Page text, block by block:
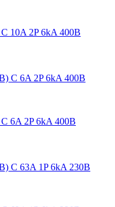
10A 2P 6kA 400В
6A 2P 6kA 400В